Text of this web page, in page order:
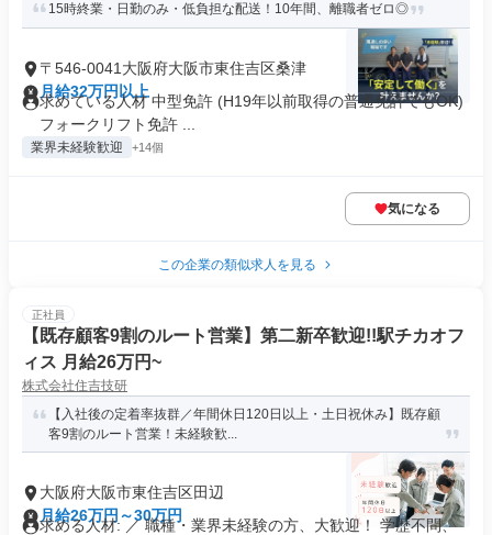
15時終業・日勤のみ・低負担な配送！10年間、離職者ゼロ◎
〒546-0041大阪府大阪市東住吉区桑津
月給32万円以上
求めている人材 中型免許 (H19年以前取得の普通免許でもOK)
フォークリフト免許 ...
業界未経験歓迎 +14個
気になる
この企業の類似求人を見る
正社員
【既存顧客9割のルート営業】第二新卒歓迎!!駅チカオフ
ィス 月給26万円~
株式会社住吉技研
【入社後の定着率抜群／年間休日120日以上・土日祝休み】既存顧
客9割のルート営業！未経験歓...
大阪府大阪市東住吉区田辺
月給26万円～30万円
求める人材: ／ 職種・業界未経験の方、大歓迎！ 学歴不問、